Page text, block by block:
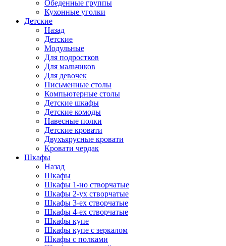
Обеденные группы
Кухонные уголки
Детские
Назад
Детские
Модульные
Для подростков
Для мальчиков
Для девочек
Письменные столы
Компьютерные столы
Детские шкафы
Детские комоды
Навесные полки
Детские кровати
Двухъярусные кровати
Кровати чердак
Шкафы
Назад
Шкафы
Шкафы 1-но створчатые
Шкафы 2-ух створчатые
Шкафы 3-ех створчатые
Шкафы 4-ех створчатые
Шкафы купе
Шкафы купе с зеркалом
Шкафы с полками